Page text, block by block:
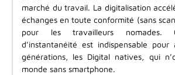
marché du travail. La digitalisation
échanges en toute conformité (sans
pour les travailleurs nomades.
d’instantanéité est indispensable
générations, les Digital natives, qui
monde sans smartphone.